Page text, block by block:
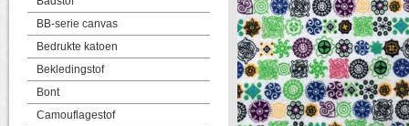
BB-serie canvas
Bedrukte katoen
Bekledingstof
Bont
Camouflagestof